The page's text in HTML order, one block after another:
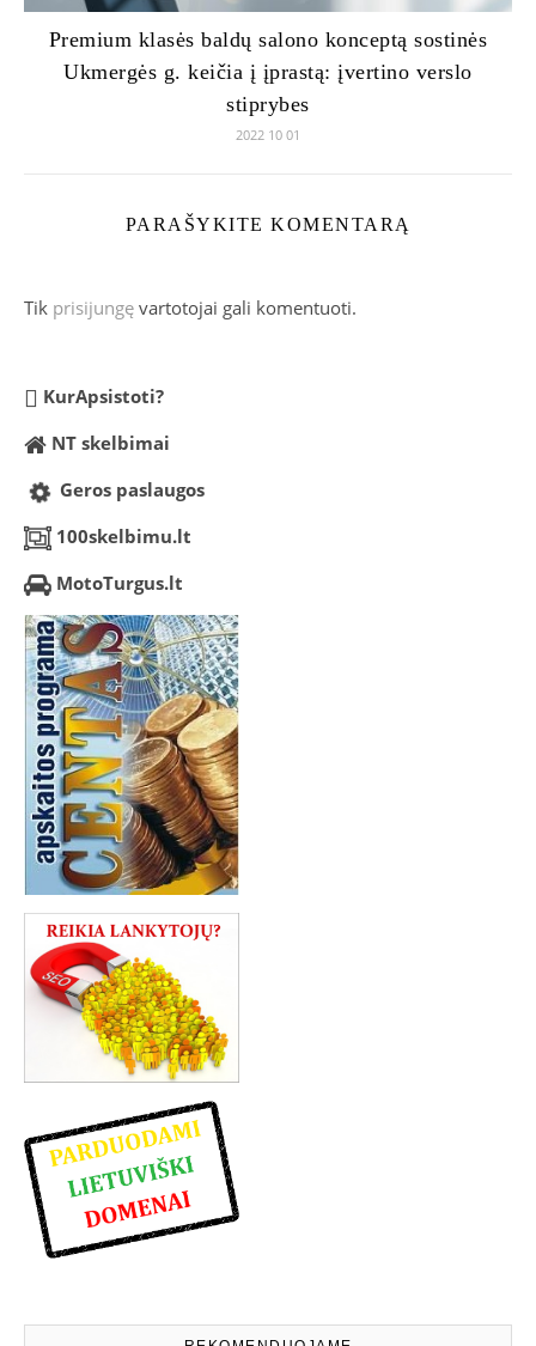
Premium klasės baldų salono konceptą sostinės
Ukmergės g. keičia į įprastą: įvertino verslo
stiprybes
2022 10 01
PARAŠYKITE KOMENTARĄ
Tik prisijungę vartotojai gali komentuoti.
KurApsistoti?
NT skelbimai
Geros paslaugos
100skelbimu.lt
MotoTurgus.lt